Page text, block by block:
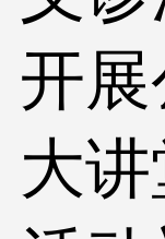
开
大